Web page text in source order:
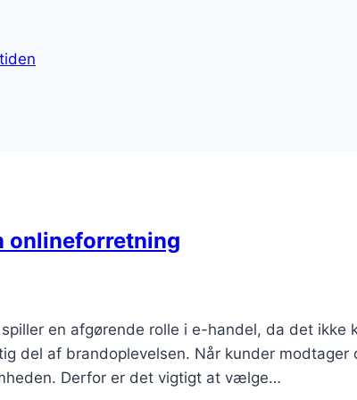
onlineforretning
en afgørende rolle i e-handel, da det ikke
del af brandoplevelsen. Når kunder modtager
Derfor er det vigtigt at vælge…